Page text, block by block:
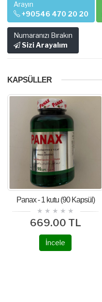
Arayın
+90546 470 20 20
Numaranızı Bırakın
Sizi Arayalım
KAPSÜLLER
Panax - 1 kutu (90 Kapsül)
669.00 TL
İncele